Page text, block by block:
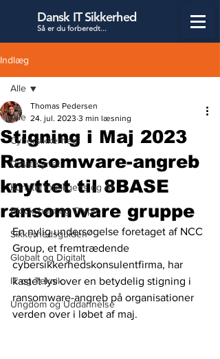
Dansk IT Sikkerhed
Så er du forberedt...
Indlæg
Alle
Cybersikkerhed
Datatilsynet
Kunstig Intelligens og AI
Blockchain og Crypto
Sikkerhedsguiden
Globalt og Digitalt
IT og Teknik
Ungdom og Uddannelse
Alle
Stigning i Maj 2023
Ransomware-angreb
knyttet til 8BASE
ransomware gruppe
Thomas Pedersen
24. jul. 2023 3 min læsning
En nylig undersøgelse foretaget af NCC
Group, et fremtrædende
cybersikkerhedskonsulentfirma, har
kastet lys over en betydelig stigning i
ransomware-angreb på organisationer
verden over i løbet af maj.